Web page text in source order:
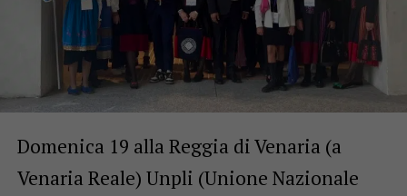
Domenica 19 alla Reggia di Venaria (a
Venaria Reale) Unpli (Unione Nazionale